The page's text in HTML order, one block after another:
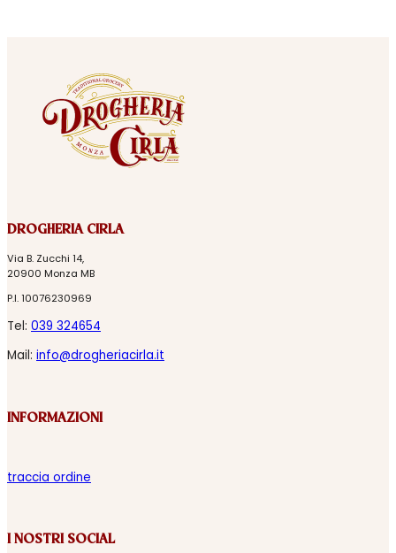
DROGHERIA CIRLA
Via B. Zucchi 14,
20900 Monza MB
P.I. 10076230969
Tel: 039 324654
Mail: info@drogheriacirla.it
INFORMAZIONI
traccia ordine
I NOSTRI SOCIAL